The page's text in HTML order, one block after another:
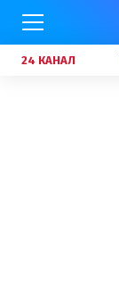
24 КАНАЛ